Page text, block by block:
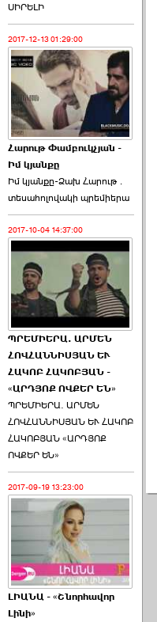
ՍԻՐԵԼԻ
2017-12-13 01:29:00
Հարութ Փամբուկչյան -
Իմ կյանքը
Իմ կյանքը-Ձախ Հարnւթ․
տեuաhnլnվակի պրեմիերա
2017-10-04 14:37:00
ՊՐԵՄԻԵՐԱ. ԱՐՄԵՆ
ՀՈՎՀԱՆՆԻՍՅԱՆ ԵՒ
ՀԱԿՈԲ ՀԱԿՈԲՅԱՆ -
«ԱՐԴՅՈՔ ՈՎՔԵՐ ԵՆ»
ՊՐԵՄԻԵՐԱ. ԱՐՄԵՆ
ՀՈՎՀԱՆՆԻՍՅԱՆ ԵՒ ՀԱԿՈԲ
ՀԱԿՈԲՅԱՆ «ԱՐԴՅՈՔ
ՈՎՔԵՐ ԵՆ»
2017-09-19 13:23:00
ԼԻԱՆԱ - «Շնորհավոր
Լինի»